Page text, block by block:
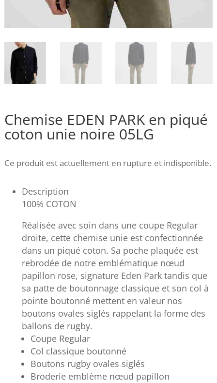
Chemise EDEN PARK en piqué
coton unie noire 05LG
Ce produit est actuellement en rupture et indisponible.
Description
100% COTON
Réalisée avec soin dans une coupe Regular
droite, cette chemise unie est confectionnée
dans un piqué coton. Sa poche plaquée est
rebrodée de notre emblématique nœud
papillon rose, signature Eden Park tandis que
sa patte de boutonnage classique et son col à
pointe boutonné mettent en valeur nos
boutons ovales siglés rappelant la forme des
ballons de rugby.
Coupe Regular
Col classique boutonné
Boutons rugby ovales siglés
Broderie emblème nœud papillon